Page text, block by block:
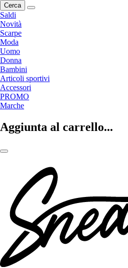
Cerca
Saldi
Novità
Scarpe
Moda
Uomo
Donna
Bambini
Articoli sportivi
Accessori
PROMO
Marche
Aggiunta al carrello...